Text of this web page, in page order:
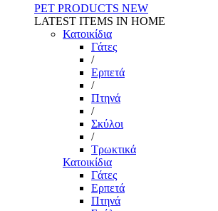
PET PRODUCTS NEW
LATEST ITEMS IN HOME
Κατοικίδια
Γάτες
/
Ερπετά
/
Πτηνά
/
Σκύλοι
/
Τρωκτικά
Κατοικίδια
Γάτες
Ερπετά
Πτηνά